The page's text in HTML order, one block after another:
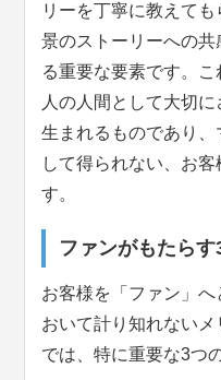
リーを丁寧に教えて
景のストーリーへの
る重要な要素です。
人の人間として大切
生まれるものであり
して得られない、お
す。
ファンがもたら
お客様を「ファン」
おいて計り知れない
では、特に重要な3つ